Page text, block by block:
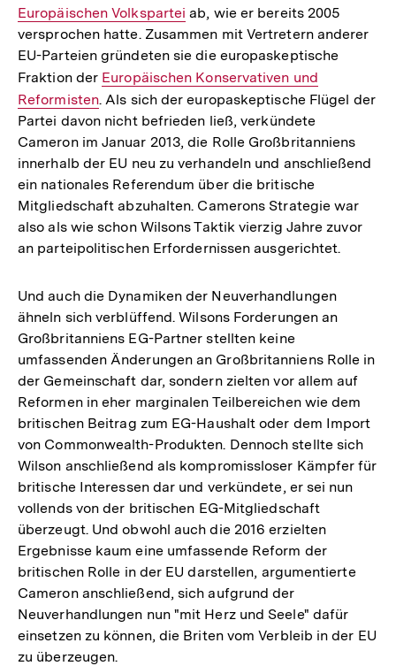
Europäischen Volkspartei ab, wie er bereits 2005
versprochen hatte. Zusammen mit Vertretern anderer
EU-Parteien gründeten sie die europaskeptische
Fraktion der Interner
Link:
Europäischen Konservativen und
Reformisten. Als sich der europaskeptische Flügel der
Partei davon nicht befrieden ließ, verkündete
Cameron im Januar 2013, die Rolle Großbritanniens
innerhalb der EU neu zu verhandeln und anschließend
ein nationales Referendum über die britische
Mitgliedschaft abzuhalten. Camerons Strategie war
also als wie schon Wilsons Taktik vierzig Jahre zuvor
an parteipolitischen Erfordernissen ausgerichtet.
Und auch die Dynamiken der Neuverhandlungen
ähneln sich verblüffend. Wilsons Forderungen an
Großbritanniens EG-Partner stellten keine
umfassenden Änderungen an Großbritanniens Rolle in
der Gemeinschaft dar, sondern zielten vor allem auf
Reformen in eher marginalen Teilbereichen wie dem
britischen Beitrag zum EG-Haushalt oder dem Import
von Commonwealth-Produkten. Dennoch stellte sich
Wilson anschließend als kompromissloser Kämpfer für
britische Interessen dar und verkündete, er sei nun
vollends von der britischen EG-Mitgliedschaft
überzeugt. Und obwohl auch die 2016 erzielten
Ergebnisse kaum eine umfassende Reform der
britischen Rolle in der EU darstellen, argumentierte
Cameron anschließend, sich aufgrund der
Neuverhandlungen nun "mit Herz und Seele" dafür
einsetzen zu können, die Briten vom Verbleib in der EU
zu überzeugen.